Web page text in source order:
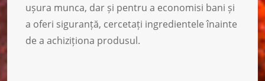
ușura munca, dar și pentru a economisi bani și
a oferi siguranță, cercetați ingredientele înainte
de a achiziționa produsul.